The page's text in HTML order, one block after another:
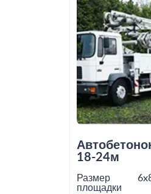
18-24м
Размер
площадки